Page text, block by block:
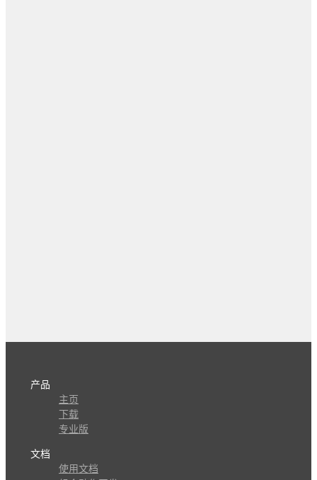
产品
主页
下载
专业版
文档
使用文档